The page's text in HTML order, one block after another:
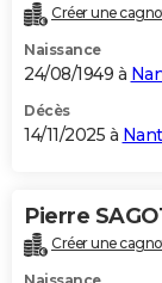
Créer une
Naissance
24/08/1949 à
Décès
14/11/2025 à
Pierre
Créer une